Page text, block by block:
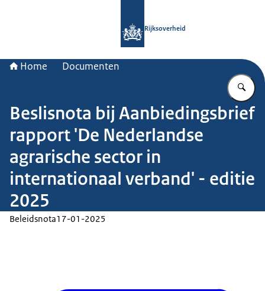
Rijksoverheid
Home Documenten
Beslisnota bij Aanbiedingsbrief
rapport 'De Nederlandse
agrarische sector in
internationaal verband' - editie
2025
Beleidsnota17-01-2025